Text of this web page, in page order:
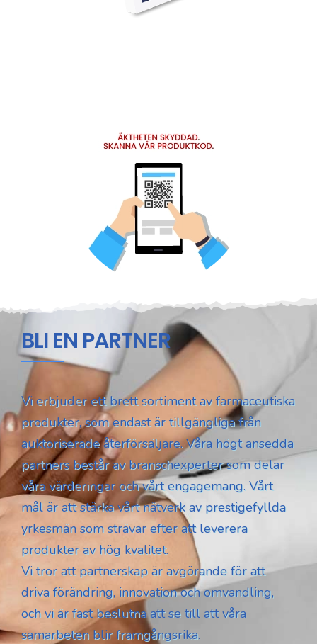
BLI EN PARTNER
Vi erbjuder ett brett sortiment av farmaceutiska
produkter, som endast är tillgängliga från
auktoriserade återförsäljare. Våra högt ansedda
partners består av branschexperter som delar
våra värderingar och vårt engagemang. Vårt
mål är att stärka vårt nätverk av prestigefyllda
yrkesmän som strävar efter att leverera
produkter av hög kvalitet.
Vi tror att partnerskap är avgörande för att
driva förändring, innovation och omvandling,
och vi är fast beslutna att se till att våra
samarbeten blir framgångsrika.